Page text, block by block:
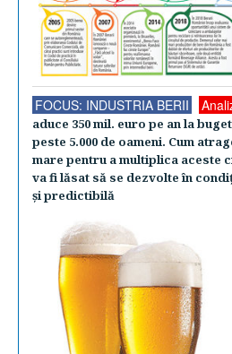
FOCUS: INDUSTRIA BERII
aduce 350 mil. euro pe an la
peste 5.000 de oameni. Cum
mare pentru a multiplica aceste
va fi lăsat să se dezvolte în
şi predictibilă